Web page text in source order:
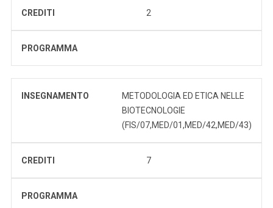
CREDITI 2
PROGRAMMA
INSEGNAMENTO
METODOLOGIA ED ETICA NELLE
BIOTECNOLOGIE
(FIS/07,MED/01,MED/42,MED/43)
CREDITI 7
PROGRAMMA